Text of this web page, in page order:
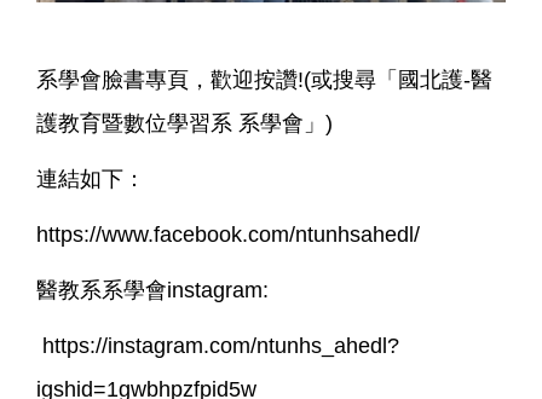
系學會臉書專頁，歡迎按讚!(或搜尋「國北護-醫
護教育暨數位學習系 系學會」)
連結如下：
https://www.facebook.com/ntunhsahedl/
醫教系系學會instagram:
https://instagram.com/ntunhs_ahedl?
igshid=1gwbhpzfpid5w